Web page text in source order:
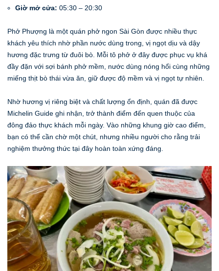
Giờ mở cửa: 05:30 – 20:30
Phở Phượng là một quán phở ngon Sài Gòn được nhiều thực
khách yêu thích nhờ phần nước dùng trong, vị ngọt dịu và dậy
hương đặc trưng từ đuôi bò. Mỗi tô phở ở đây được phục vụ khá
đầy đặn với sợi bánh phở mềm, nước dùng nóng hổi cùng những
miếng thịt bò thái vừa ăn, giữ được độ mềm và vị ngọt tự nhiên.
Nhờ hương vị riêng biệt và chất lượng ổn định, quán đã được
Michelin Guide ghi nhận, trở thành điểm đến quen thuộc của
đông đảo thực khách mỗi ngày. Vào những khung giờ cao điểm,
bạn có thể cần chờ một chút, nhưng nhiều người cho rằng trải
nghiệm thưởng thức tại đây hoàn toàn xứng đáng.